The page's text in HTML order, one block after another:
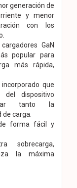
generación de
y menor
con los
GaN
popular para
más rápida,
que
dispositivo
tanto la
carga.
forma fácil y
sobrecarga,
la máxima